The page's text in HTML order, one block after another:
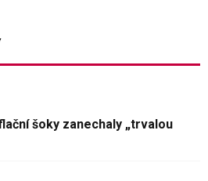
šoky zanechaly „trvalou